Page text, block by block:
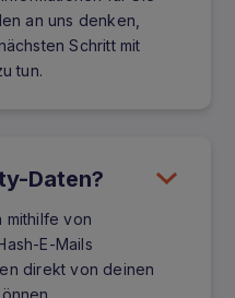
an uns denken,
Schritt mit
tun.
Daten?
mithilfe von
E-Mails
direkt von deinen